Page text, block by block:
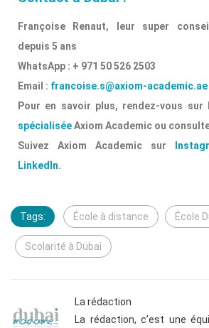
Françoise Renaut, leur super
depuis 5 ans
WhatsApp : + 971 50 526 2503
Email : francoise.s@axiom-academic.ae
Pour en savoir plus, rendez-vous
spécialiséeAxiom Academic ou
Suivez Axiom Academic sur
LinkedIn.
Tags: École à distance École
Scolarité à Dubai
La rédaction
La rédaction, c’est une